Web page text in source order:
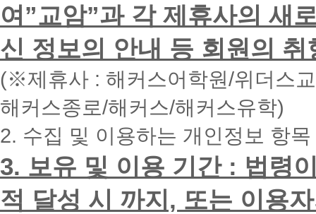
시
면
빠
른
간
내
에
화
드
리
겠
습
니
다.
여”교암”과 각 제휴사의 새
신 정보의 안내 등 회원의
(※제휴사 : 해커스어학원/위더스
해커스종로/해커스/해커스유학)
2. 수집 및 이용하는 개인정보 항
3. 보유 및 이용 기간 : 법령
적 달성 시 까지, 또는 이용